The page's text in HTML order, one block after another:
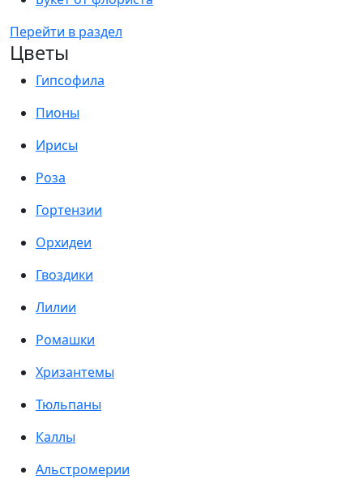
Перейти в раздел
Цветы
Гипсофила
Пионы
Ирисы
Роза
Гортензии
Орхидеи
Гвоздики
Лилии
Ромашки
Хризантемы
Тюльпаны
Каллы
Альстромерии